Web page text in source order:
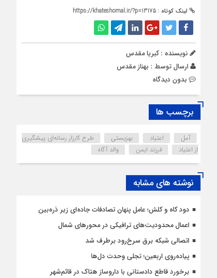
لینک کوتاه : https://khateshomal.ir/?p=13175
نویسنده : کبریا مقدس
ارسال توسط : بهناز مقدس
بدون دیدگاه
برچسب ها
آمل اعتیاد بهزیستی
طرح کارزار رسانه‌ای پیشگیری
از اعتیاد
فرزند ایمن والد آگاه
نوشته های مشابه
دود کاه و کلش؛ عامل پنهان تصادفات جاده‌ای زیر ذره‌بین
اعمال محدودیت‌‌های ترافیکی در محورهای شمال
اتصالی شبکه برق سرخ‌رود برطرف شد
پیاده‌روی اربعین؛ تجلی وحدت دل‌ها
برخورد قاطع دادستانی با داروساز هتاک در قائم‌شهر